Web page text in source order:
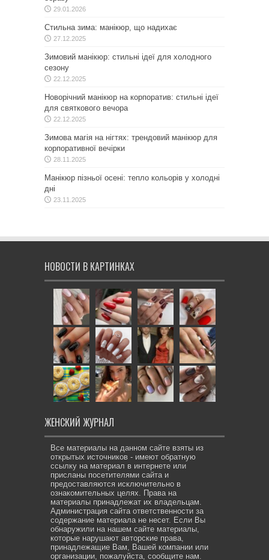
29.01.2026
Стильна зима: манікюр, що надихає
27.12.2025
Зимовий манікюр: стильні ідеї для холодного
сезону
22.12.2025
Новорічний манікюр на корпоратив: стильні ідеї
для святкового вечора
22.12.2025
Зимова магія на нігтях: трендовий манікюр для
корпоративної вечірки
28.11.2025
Манікюр пізньої осені: тепло кольорів у холодні
дні
23.11.2025
НОВОСТИ В КАРТИНКАХ
ЖЕНСКИЙ ЖУРНАЛ
Все материалы на данном сайте взяты из
открытых источников - имеют обратную
ссылку на материал в интернете или
присланы посетителями сайта и
предоставляются исключительно в
ознакомительных целях. Права на
материалы принадлежат их владельцам.
Администрация сайта ответственности за
содержание материала не несет. Если Вы
обнаружили на нашем сайте материалы,
которые нарушают авторские права,
принадлежащие Вам, Вашей компании или
организации, пожалуйста, сообщите нам.